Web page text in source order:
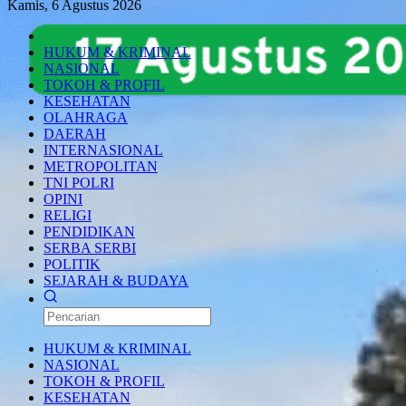
Kamis, 6 Agustus 2026
HUKUM & KRIMINAL
NASIONAL
TOKOH & PROFIL
KESEHATAN
OLAHRAGA
DAERAH
INTERNASIONAL
METROPOLITAN
TNI POLRI
OPINI
RELIGI
PENDIDIKAN
SERBA SERBI
POLITIK
SEJARAH & BUDAYA
HUKUM & KRIMINAL
NASIONAL
TOKOH & PROFIL
KESEHATAN